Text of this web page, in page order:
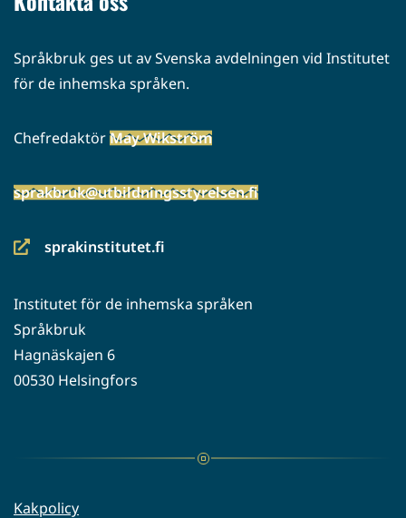
Språkbruk ges ut av Svenska avdelningen vid Institutet
för de inhemska språken.
ChefredaktörMay Wikström
sprakbruk@utbildningsstyrelsen.fi
sprakinstitutet.fi
(siirryt
palveluun)
Institutet för de inhemska språken
Språkbruk
Hagnäskajen 6
00530 Helsingfors
Kakpolicy